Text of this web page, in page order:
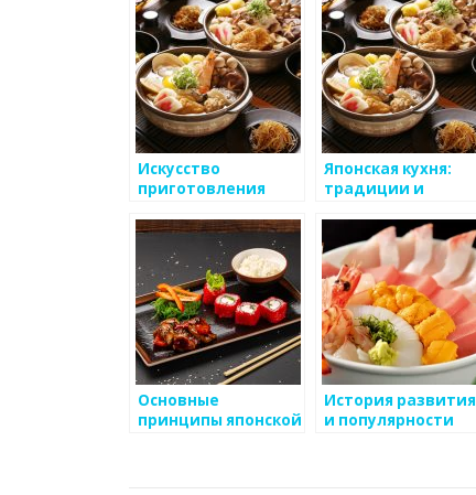
Искусство
приготовления
до современности
Японская кухня:
традиции и
Основные
принципы японской
История развития
и популярности